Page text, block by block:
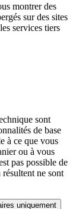
montrer des
sur des sites
services tiers
sont
de base
à ce que vous
ou à vous
pas possible de
ne sont
uniquement